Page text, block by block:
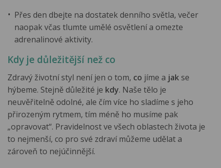
Přes den dbejte na dostatek denního světla, večer
naopak včas tlumte umělé osvětlení a omezte
adrenalinové aktivity.
Kdy je důležitější než co
Zdravý životní styl není jen o tom, co jíme a jak se
hýbeme. Stejně důležité je kdy. Naše tělo je
neuvěřitelně odolné, ale čím více ho sladíme s jeho
přirozeným rytmem, tím méně ho musíme pak
„opravovat“. Pravidelnost ve všech oblastech života je
to nejmenší, co pro své zdraví můžeme udělat a
zároveň to nejúčinnější.